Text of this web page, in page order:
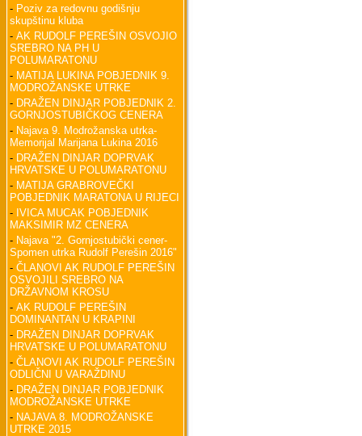
- Poziv za redovnu godišnju
skupštinu kluba
- AK RUDOLF PEREŠIN OSVOJIO
SREBRO NA PH U
POLUMARATONU
- MATIJA LUKINA POBJEDNIK 9.
MODROŽANSKE UTRKE
- DRAŽEN DINJAR POBJEDNIK 2.
GORNJOSTUBIČKOG CENERA
- Najava 9. Modrožanska utrka-
Memorijal Marijana Lukina 2016
- DRAŽEN DINJAR DOPRVAK
HRVATSKE U POLUMARATONU
- MATIJA GRABROVEČKI
POBJEDNIK MARATONA U RIJECI
- IVICA MUCAK POBJEDNIK
MAKSIMIR MZ CENERA
- Najava "2. Gornjostubički cener-
Spomen utrka Rudolf Perešin 2016"
- ČLANOVI AK RUDOLF PEREŠIN
OSVOJILI SREBRO NA
DRŽAVNOM KROSU
- AK RUDOLF PEREŠIN
DOMINANTAN U KRAPINI
- DRAŽEN DINJAR DOPRVAK
HRVATSKE U POLUMARATONU
- ČLANOVI AK RUDOLF PEREŠIN
ODLIČNI U VARAŽDINU
- DRAŽEN DINJAR POBJEDNIK
MODROŽANSKE UTRKE
- NAJAVA 8. MODROŽANSKE
UTRKE 2015